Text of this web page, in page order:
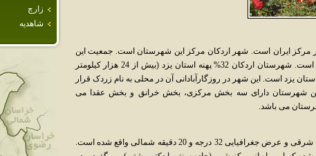
زارچ
شاهديه
مرکز ایران است. شهر اردکان مرکز این شهرستان است. جمعیت این
شهرستان در سال ۱۳۸۵، برابر با ۷۳٫۲۹۲ نفر بوده است. شهرستان اردکان 32% پهنه استان یزد (بیش از 24 هزار کیلومتر
یزد است. این شهر در روزگارآبادانی آن در محلی به نام زردک قرار
این شهرستان دارای سه بخش مرکزی، بخش خرانق و بخش عقدا می
می باشد.
شهر اردکان در طول جغرافیایی 53 درجه و 48 دقیقه شرقی و عرض جغرافیایی 32 درجه و 20 دقیقه شمالی واقع شده است.